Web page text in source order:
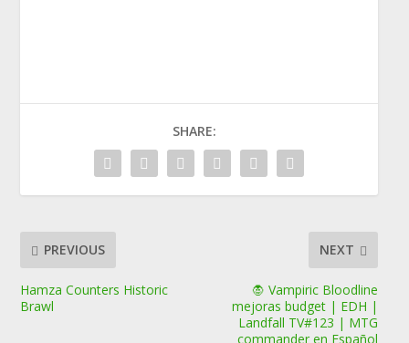
SHARE:
PREVIOUS
Hamza Counters Historic
Brawl
NEXT
🧛 Vampiric Bloodline
mejoras budget | EDH |
Landfall TV#123 | MTG
commander en Español